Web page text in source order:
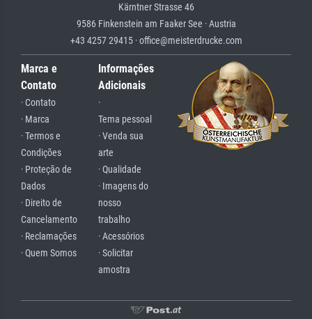
Kärntner Strasse 46
9586 Finkenstein am Faaker See · Austria
+43 4257 29415 · office@meisterdrucke.com
Marca e
Contato
· Contato
· Marca
· Termos e
Condições
· Proteção de
Dados
· Direito de
Cancelamento
· Reclamações
· Quem Somos
Informações
Adicionais
·
Tema pessoal
· Venda sua
arte
· Qualidade
· Imagens do
nosso
trabalho
· Acessórios
· Solicitar
amostra